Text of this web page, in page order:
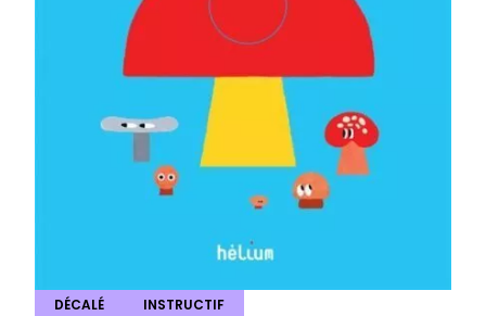
DÉCALÉ INSTRUCTIF